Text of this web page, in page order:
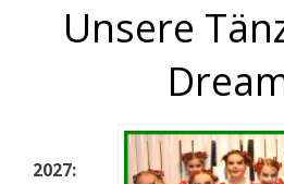
Unsere
2027: